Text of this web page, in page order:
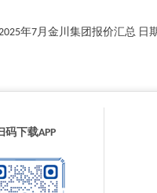
年7月金川集团报价汇总 日
码下载APP